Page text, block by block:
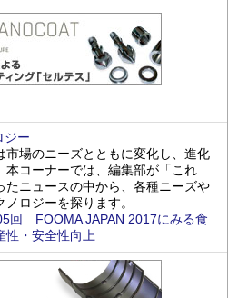
ジー
場のニーズとともに変化し、進化
本コーナーでは、編集部が「これ
たニュースの中から、各種ニーズや
ロジーを探ります。
回 FOOMA JAPAN 2017にみる食
性・安全性向上